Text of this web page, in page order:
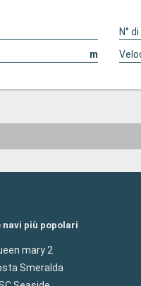
N°
m
navi più popolari
mary 2
Smeralda